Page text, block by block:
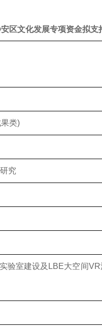
区文化发展专项资金拟支
类)
究
验室建设及LBE大空间VR